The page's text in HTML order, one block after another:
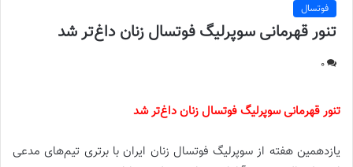
فوتسال
تنور قهرمانی سوپرلیگ فوتسال زنان داغ‌تر شد
0
تنور قهرمانی سوپرلیگ فوتسال زنان داغ‌تر شد
یازدهمین هفته از سوپرلیگ فوتسال زنان ایران با برتری تیم‌های مدعی